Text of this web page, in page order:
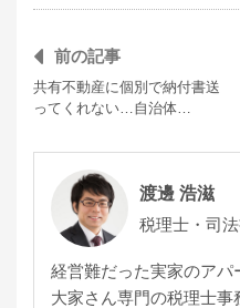
前の記事
共有不動産に個別で納付書送
ってくれない…自治体…
渡邊 浩滋
税理士・司
経営難だった実家のアパ
大家さん専門の税理士